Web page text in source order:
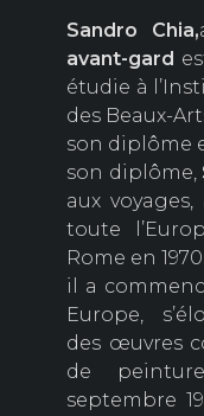
Sandro Chia,
avant-gard
étudie à
des Beaux-
son diplôme
son diplôme,
aux
toute
Rome en
il a
Europe,
des œuvres
de
septembre